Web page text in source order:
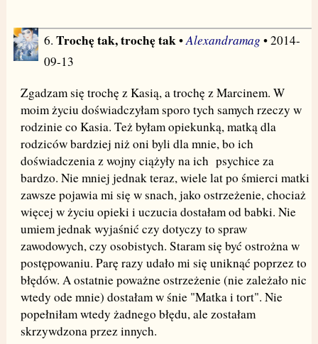
6. Trochę tak, trochę tak•Alexandramag • 2014-
09-13
Zgadzam się trochę z Kasią, a trochę z Marcinem. W
moim życiu doświadczyłam sporo tych samych rzeczy w
rodzinie co Kasia. Też byłam opiekunką, matką dla
rodziców bardziej niż oni byli dla mnie, bo ich
doświadczenia z wojny ciążyły na ich psychice za
bardzo. Nie mniej jednak teraz, wiele lat po śmierci matki
zawsze pojawia mi się w snach, jako ostrzeżenie, chociaż
więcej w życiu opieki i uczucia dostałam od babki. Nie
umiem jednak wyjaśnić czy dotyczy to spraw
zawodowych, czy osobistych. Staram się być ostrożna w
postępowaniu. Parę razy udało mi się uniknąć poprzez to
błędów. A ostatnie poważne ostrzeżenie (nie zależało nic
wtedy ode mnie) dostałam w śnie "Matka i tort". Nie
popełniłam wtedy żadnego błędu, ale zostałam
skrzywdzona przez innych.